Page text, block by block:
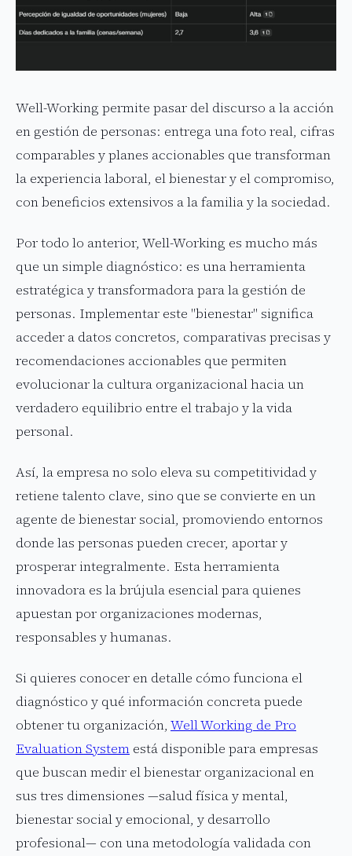
Well-Working permite pasar del discurso a la acción
en gestión de personas: entrega una foto real, cifras
comparables y planes accionables que transforman
la experiencia laboral, el bienestar y el compromiso,
con beneficios extensivos a la familia y la sociedad.
Por todo lo anterior, Well-Working es mucho más
que un simple diagnóstico: es una herramienta
estratégica y transformadora para la gestión de
personas. Implementar este "bienestar" significa
acceder a datos concretos, comparativas precisas y
recomendaciones accionables que permiten
evolucionar la cultura organizacional hacia un
verdadero equilibrio entre el trabajo y la vida
personal.
Así, la empresa no solo eleva su competitividad y
retiene talento clave, sino que se convierte en un
agente de bienestar social, promoviendo entornos
donde las personas pueden crecer, aportar y
prosperar integralmente. Esta herramienta
innovadora es la brújula esencial para quienes
apuestan por organizaciones modernas,
responsables y humanas.
Si quieres conocer en detalle cómo funciona el
diagnóstico y qué información concreta puede
obtener tu organización, Well Working de Pro
Evaluation System está disponible para empresas
que buscan medir el bienestar organizacional en
sus tres dimensiones —salud física y mental,
bienestar social y emocional, y desarrollo
profesional— con una metodología validada con